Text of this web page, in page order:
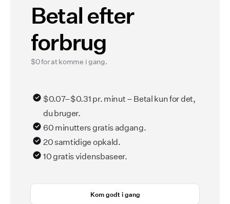
Betal efter
forbrug
$0 for at komme i gang.
$0.07–$0.31 pr. minut – Betal kun for det,
du bruger.
60 minutters gratis adgang.
20 samtidige opkald.
10 gratis vidensbaseer.
Kom godt i gang